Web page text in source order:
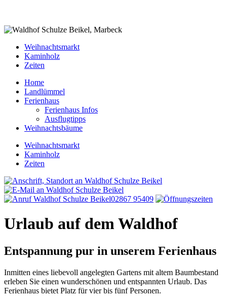
Weihnachtsmarkt
Kaminholz
Zeiten
Home
Landlümmel
Ferienhaus
Ferienhaus Infos
Ausflugtipps
Weihnachtsbäume
Weihnachtsmarkt
Kaminholz
Zeiten
02867 95409
Urlaub auf dem Waldhof
Entspannung pur in unserem Ferienhaus
Inmitten eines liebevoll angelegten Gartens mit altem Baumbestand
erleben Sie einen wunderschönen und entspannten Urlaub. Das
Ferienhaus bietet Platz für vier bis fünf Personen.